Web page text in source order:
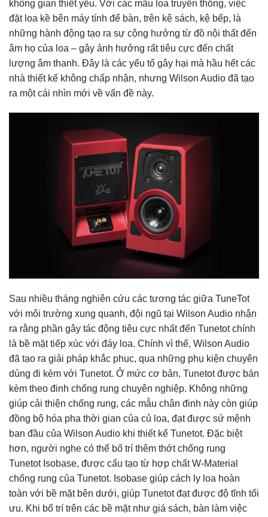
không gian thiết yếu. Với các mẫu loa truyền thống, việc
đặt loa kề bên máy tính để bàn, trên kệ sách, kệ bếp, là
những hành động tạo ra sự cộng hưởng từ đồ nội thất đến
âm họ của loa – gây ảnh hưởng rất tiêu cực đến chất
lượng âm thanh. Đây là các yếu tố gây hại mà hầu hết các
nhà thiết kế không chấp nhận, nhưng Wilson Audio đã tạo
ra một cái nhìn mới về vấn đề này.
Sau nhiều tháng nghiên cứu các tương tác giữa TuneTot
với môi trường xung quanh, đội ngũ tại Wilson Audio nhận
ra rằng phần gây tác động tiêu cực nhất đến Tunetot chính
là bề mặt tiếp xúc với đáy loa. Chính vì thế, Wilson Audio
đã tạo ra giải pháp khắc phục, qua những phụ kiện chuyên
dùng đi kèm với Tunetot. Ở mức cơ bản, Tunetot được bán
kèm theo đinh chống rung chuyên nghiệp. Không những
giúp cải thiện chống rung, các mẫu chân đinh này còn giúp
đồng bộ hóa pha thời gian của củ loa, đạt được sứ mệnh
ban đầu của Wilson Audio khi thiết kế Tunetot. Đặc biệt
hơn, người nghe có thể bố trí thêm thớt chống rung
Tunetot Isobase, được cấu tạo từ hợp chất W-Material
chống rung của Tunetot. Isobase giúp cách ly loa hoàn
toàn với bề mặt bên dưới, giúp Tunetot đạt được độ tĩnh tối
ưu. Khi bố trí trên các bề mặt như giá sách, bàn làm việc